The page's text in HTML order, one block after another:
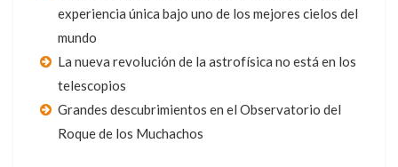
experiencia única bajo uno de los mejores cielos del
mundo
La nueva revolución de la astrofísica no está en los
telescopios
Grandes descubrimientos en el Observatorio del
Roque de los Muchachos